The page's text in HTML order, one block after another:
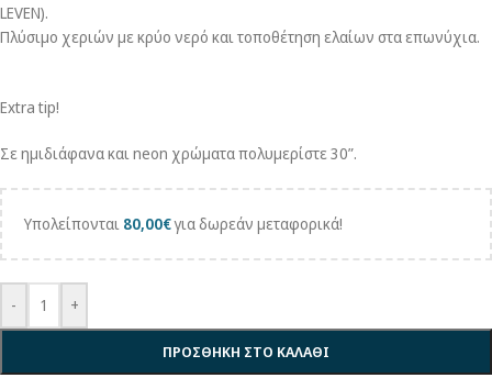
LEVEN).
Πλύσιμο χεριών με κρύο νερό και τοποθέτηση ελαίων στα επωνύχια.
Extra tip!
Σε ημιδιάφανα και neon χρώματα πολυμερίστε 30”.
Υπολείπονται 80,00€για δωρεάν μεταφορικά!
- +
ΠΡΟΣΘΗΚΗ ΣΤΟ ΚΑΛΑΘΙ